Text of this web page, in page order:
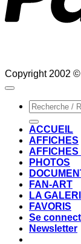
Copyright 2002 ©
Recherche
pour :
ACCUEIL
AFFICHES
AFFICHES
PHOTOS
FAN-ART
LA
FAVORIS
Se
Newsletter